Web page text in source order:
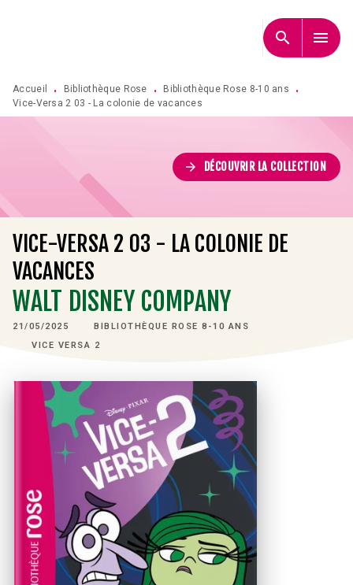
search menu
Accueil • Bibliothèque Rose • Bibliothèque Rose 8-10 ans
•
Vice-Versa 2 03 - La colonie de vacances
arrow_forward DÉCOUVRIR LA COLLECTION
VICE-VERSA 2 03 - LA COLONIE DE
VACANCES
WALT DISNEY COMPANY
21/05/2025
BIBLIOTHÈQUE ROSE 8-10 ANS
VICE VERSA 2